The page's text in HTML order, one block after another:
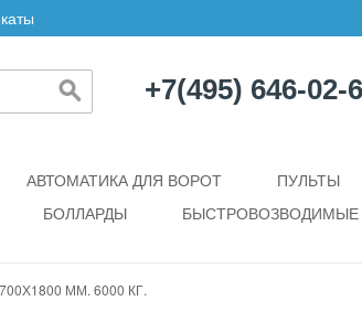
+7(495) 646-02-
АВТОМАТИКА ДЛЯ ВОРОТ ПУЛЬТЫ
БОЛЛАРДЫ
БЫСТРОВОЗВОДИМЫЕ
ММ. 6000 КГ.